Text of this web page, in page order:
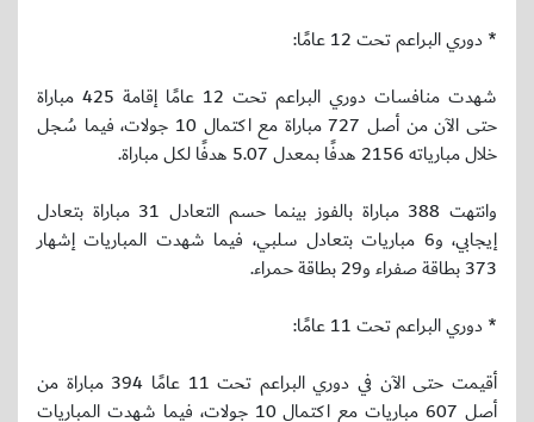
* دوري البراعم تحت 12 عامًا:
شهدت منافسات دوري البراعم تحت 12 عامًا إقامة 425 مباراة
حتى الآن من أصل 727 مباراة مع اكتمال 10 جولات، فيما سُجل
خلال مبارياته 2156 هدفًا بمعدل 5.07 هدفًا لكل مباراة.
وانتهت 388 مباراة بالفوز بينما حسم التعادل 31 مباراة بتعادل
إيجابي، و6 مباريات بتعادل سلبي، فيما شهدت المباريات إشهار
373 بطاقة صفراء و29 بطاقة حمراء.
* دوري البراعم تحت 11 عامًا:
أقيمت حتى الآن في دوري البراعم تحت 11 عامًا 394 مباراة من
أصل 607 مباريات مع اكتمال 10 جولات، فيما شهدت المباريات